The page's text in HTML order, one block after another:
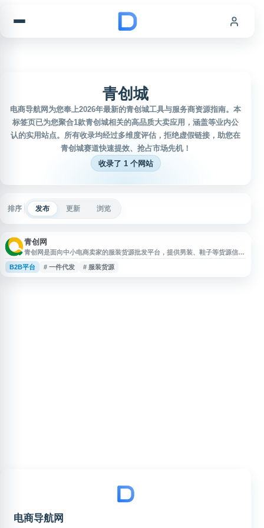
青创城
电商导航网为您奉上2026年最新的青创城工具与服务商资源指南。本
标签页已为您聚合1款青创城相关的高品质大卖应用，涵盖等业内公
认的实用站点。所有收录均经过多维度评估，拒绝虚假链接，助您在
青创城赛道快速提效、抢占市场先机！
收录了 1 个网站
排序 发布 更新 浏览
青创网
青创网是面向中小电商卖家的服装货源批发平台，提供男装、鞋子等货源信
息，涵盖杭州男装批发、石狮服装货源、淘宝男装代理及一件代发等服务。平
台支持一键上传，适合从事男装进货、拿货批发和网店分销的商家查找货源。
B2B平台 # 一件代发 # 服装货源
电商导航网